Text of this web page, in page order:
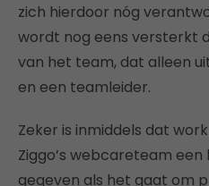
zich hierdoor nóg
wordt nog eens versterkt
van het team, dat alleen
en een teamleider.
Zeker is inmiddels dat
Ziggo’s webcareteam
gegeven als het gaat om